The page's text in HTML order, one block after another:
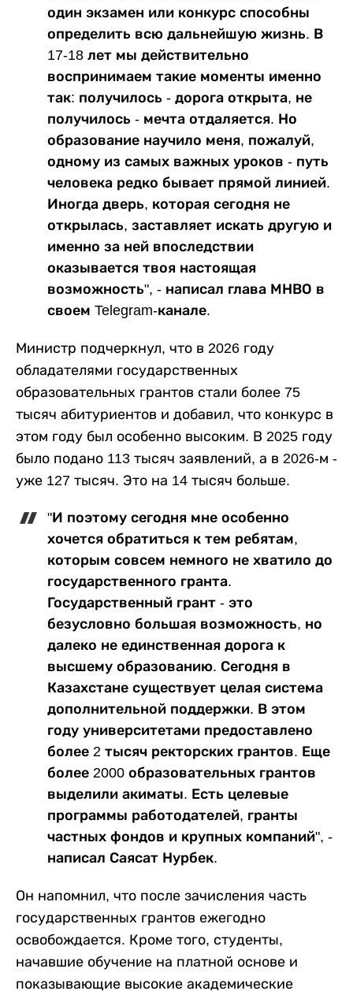
один экзамен или конкурс способны
определить всю дальнейшую жизнь. В
17-18 лет мы действительно
воспринимаем такие моменты именно
так: получилось - дорога открыта, не
получилось - мечта отдаляется. Но
образование научило меня, пожалуй,
одному из самых важных уроков - путь
человека редко бывает прямой линией.
Иногда дверь, которая сегодня не
открылась, заставляет искать другую и
именно за ней впоследствии
оказывается твоя настоящая
возможность", - написал глава МНВО в
своем Telegram-канале.
Министр подчеркнул, что в 2026 году
обладателями государственных
образовательных грантов стали более 75
тысяч абитуриентов и добавил, что конкурс в
этом году был особенно высоким. В 2025 году
было подано 113 тысяч заявлений, а в 2026-м -
уже 127 тысяч. Это на 14 тысяч больше.
"И поэтому сегодня мне особенно
хочется обратиться к тем ребятам,
которым совсем немного не хватило до
государственного гранта.
Государственный грант - это
безусловно большая возможность, но
далеко не единственная дорога к
высшему образованию. Сегодня в
Казахстане существует целая система
дополнительной поддержки. В этом
году университетами предоставлено
более 2 тысяч ректорских грантов. Еще
более 2000 образовательных грантов
выделили акиматы. Есть целевые
программы работодателей, гранты
частных фондов и крупных компаний", -
написал Саясат Нурбек.
Он напомнил, что после зачисления часть
государственных грантов ежегодно
освобождается. Кроме того, студенты,
начавшие обучение на платной основе и
показывающие высокие академические